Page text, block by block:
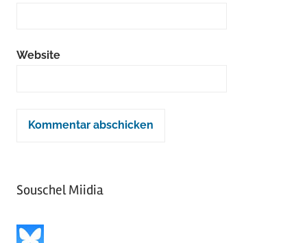
Website
Souschel Miidia